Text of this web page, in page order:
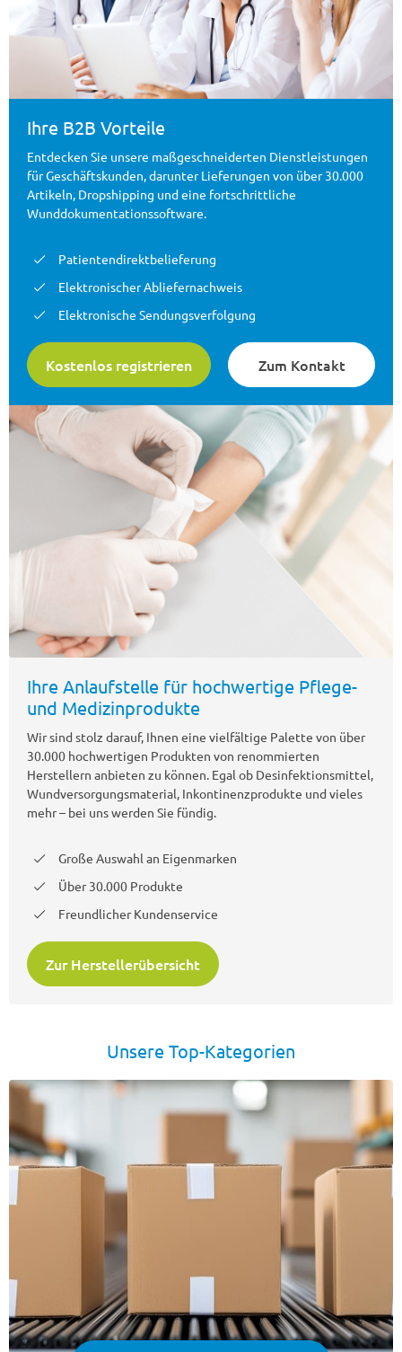
Ihre B2B Vorteile
Entdecken Sie unsere maßgeschneiderten Dienstleistungen
für Geschäftskunden, darunter Lieferungen von über 30.000
Artikeln, Dropshipping und eine fortschrittliche
Wunddokumentationssoftware.
Patientendirektbelieferung
Elektronischer Abliefernachweis
Elektronische Sendungsverfolgung
Kostenlos registrieren Zum Kontakt
Ihre Anlaufstelle für hochwertige Pflege-
und Medizinprodukte
Wir sind stolz darauf, Ihnen eine vielfältige Palette von über
30.000 hochwertigen Produkten von renommierten
Herstellern anbieten zu können. Egal ob Desinfektionsmittel,
Wundversorgungsmaterial, Inkontinenzprodukte und vieles
mehr – bei uns werden Sie fündig.
Große Auswahl an Eigenmarken
Über 30.000 Produkte
Freundlicher Kundenservice
Zur Herstellerübersicht
Unsere Top-Kategorien